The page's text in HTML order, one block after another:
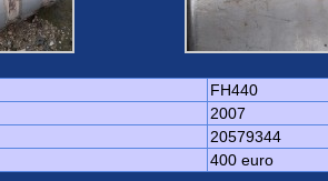
FH440
2007
20579344
400 euro